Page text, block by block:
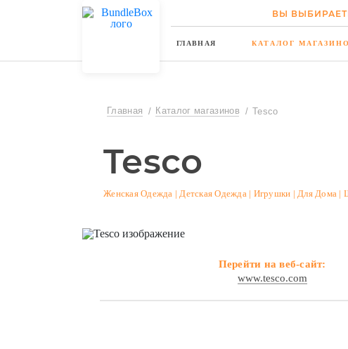
ВЫ
ГЛАВНАЯ КАТАЛОГ
Главная Каталог магазинов Tesco
Tesco
Женская Одежда | Детская Одежда | Игрушки | Для Дома |
Перейти на веб-сайт:
www.tesco.com